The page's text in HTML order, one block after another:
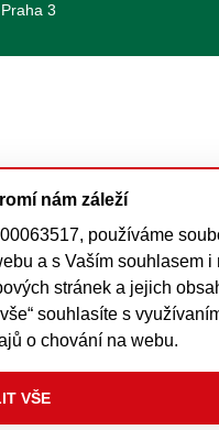
nám záleží
používáme
a s Vaším souhlasem i
stránek a jejich
souhlasíte s
o chování na webu.
3